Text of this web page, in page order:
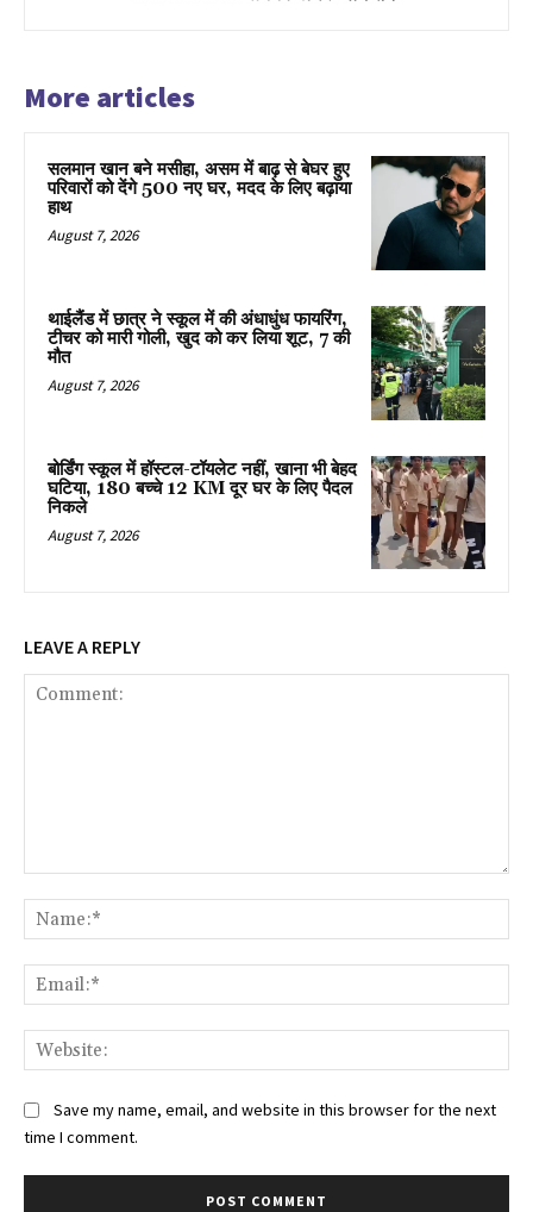
More articles
सलमान खान बने मसीहा, असम में बाढ़ से बेघर हुए
परिवारों को देंगे 500 नए घर, मदद के लिए बढ़ाया
हाथ
August 7, 2026
थाईलैंड में छात्र ने स्कूल में की अंधाधुंध फायरिंग,
टीचर को मारी गोली, खुद को कर लिया शूट, 7 की
मौत
August 7, 2026
बोर्डिंग स्कूल में हॉस्टल-टॉयलेट नहीं, खाना भी बेहद
घटिया, 180 बच्चे 12 KM दूर घर के लिए पैदल
निकले
August 7, 2026
LEAVE A REPLY
Save my name, email, and website in this browser for the next
time I comment.